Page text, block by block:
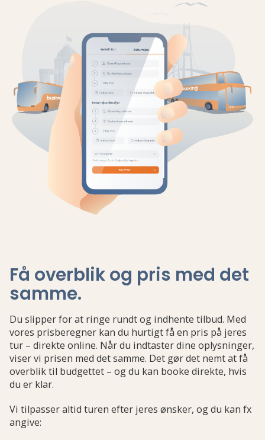
Få overblik og pris med det
samme.
Du slipper for at ringe rundt og indhente tilbud. Med
vores prisberegner kan du hurtigt få en pris på jeres
tur – direkte online. Når du indtaster dine oplysninger,
viser vi prisen med det samme. Det gør det nemt at få
overblik til budgettet – og du kan booke direkte, hvis
du er klar.
Vi tilpasser altid turen efter jeres ønsker, og du kan fx
angive: